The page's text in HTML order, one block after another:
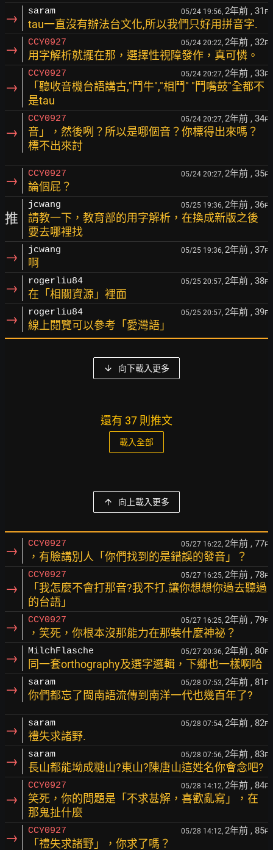
→ saram 05/24 19:56, 2年前 , 31 F
tau一直沒有辦法台文化,所以我們只好用拼音字.
→ CCY0927 05/24 20:22, 2年前 , 32F
用字解析就擺在那，選擇性視障發作，真可憐。
→
CCY0927 05/24 20:27, 2年前 , 33F
「聽收音機台語講古,"鬥牛","相鬥" "鬥嘴鼓"全都不
是tau
→
CCY0927 05/24 20:27, 2年前 , 34F
音」，然後咧？所以是哪個音？你標得出來嗎？
標不出來討
→ CCY0927 05/24 20:27, 2年前 , 35F
論個屁？
推
jcwang 05/25 19:36, 2年前 , 36F
請教一下，教育部的用字解析，在換成新版之後
要去哪裡找
→ jcwang 05/25 19:36, 2年前 , 37F
啊
→ rogerliu84 05/25 20:57, 2年前 , 38F
在「相關資源」裡面
→ rogerliu84 05/25 20:57, 2年前 , 39F
線上閱覽可以參考「愛灣語」
向下載入更多
還有 37 則推文
載入全部
向上載入更多
→ CCY0927 05/27 16:22, 2年前 , 77F
，有臉講別人「你們找到的是錯誤的發音」？
→
CCY0927 05/27 16:25, 2年前 , 78F
「我怎麼不會打那音?我不打.讓你想想你過去聽過
的台語」
→ CCY0927 05/27 16:25, 2年前 , 79F
，笑死，你根本沒那能力在那裝什麼神祕？
→ MilchFlasche 05/27 20:36, 2年前 , 80F
同一套orthography及選字邏輯，下鄉也一樣啊哈
→ saram 05/28 07:53, 2年前 , 81 F
你們都忘了閩南語流傳到南洋一代也幾百年了?
→ saram 05/28 07:54, 2年前 , 82F
禮失求諸野.
→ saram 05/28 07:56, 2年前 , 83F
長山都能坳成糖山?東山?陳唐山這姓名你會念吧?
→
CCY0927 05/28 14:12, 2年前 , 84F
笑死，你的問題是「不求甚解，喜歡亂寫」，在
那鬼扯什麼
→ CCY0927 05/28 14:12, 2年前 , 85F
「禮失求諸野」，你求了嗎？